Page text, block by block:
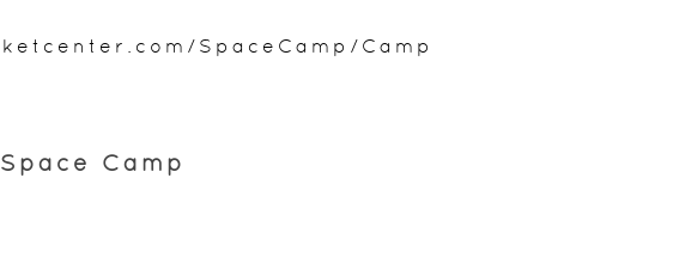
SpaceCamp/Camp
Space Camp